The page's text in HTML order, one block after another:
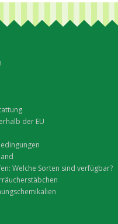
der EU
Welche Sorten sind verfügbar?